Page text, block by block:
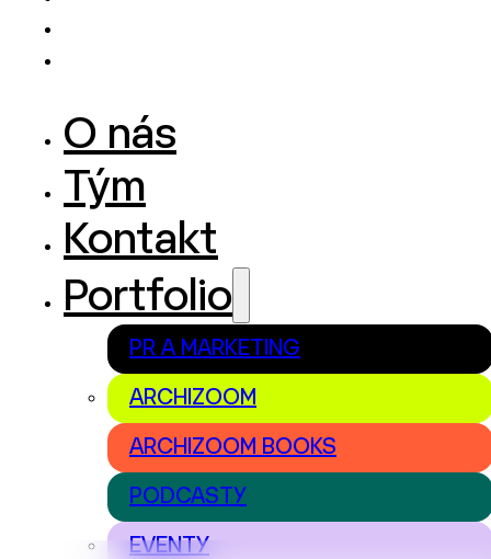
O nás
Tým
Kontakt
Portfolio
PR A MARKETING
ARCHIZOOM
ARCHIZOOM BOOKS
PODCASTY
EVENTY